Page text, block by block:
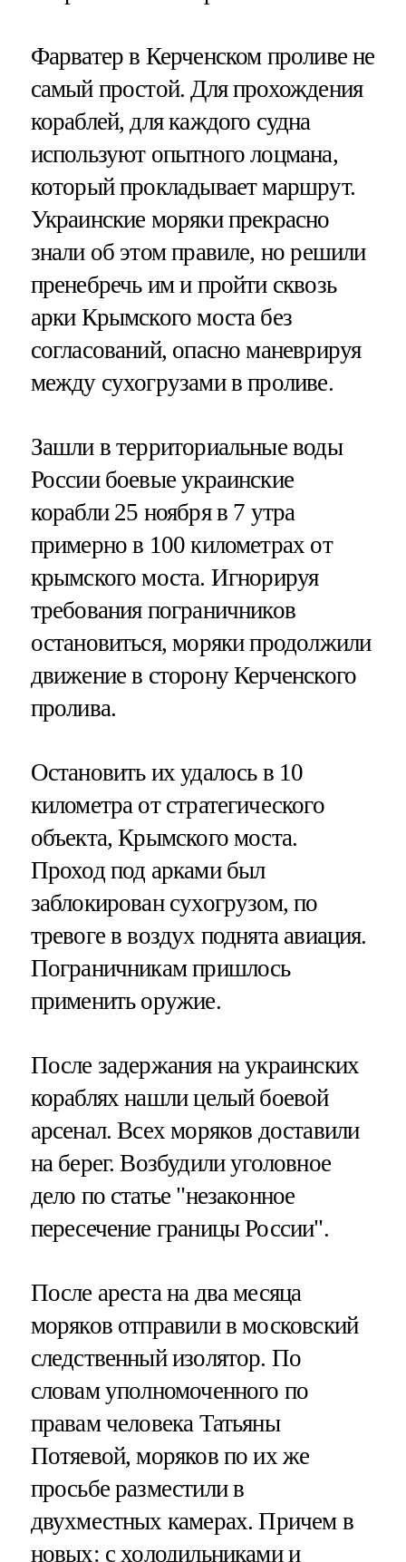
Фарватер в Керченском проливе не
самый простой. Для прохождения
кораблей, для каждого судна
используют опытного лоцмана,
который прокладывает маршрут.
Украинские моряки прекрасно
знали об этом правиле, но решили
пренебречь им и пройти сквозь
арки Крымского моста без
согласований, опасно маневрируя
между сухогрузами в проливе.
Зашли в территориальные воды
России боевые украинские
корабли 25 ноября в 7 утра
примерно в 100 километрах от
крымского моста. Игнорируя
требования пограничников
остановиться, моряки продолжили
движение в сторону Керченского
пролива.
Остановить их удалось в 10
километра от стратегического
объекта, Крымского моста.
Проход под арками был
заблокирован сухогрузом, по
тревоге в воздух поднята авиация.
Пограничникам пришлось
применить оружие.
После задержания на украинских
кораблях нашли целый боевой
арсенал. Всех моряков доставили
на берег. Возбудили уголовное
дело по статье "незаконное
пересечение границы России".
После ареста на два месяца
моряков отправили в московский
следственный изолятор. По
словам уполномоченного по
правам человека Татьяны
Потяевой, моряков по их же
просьбе разместили в
двухместных камерах. Причем в
новых: с холодильниками и